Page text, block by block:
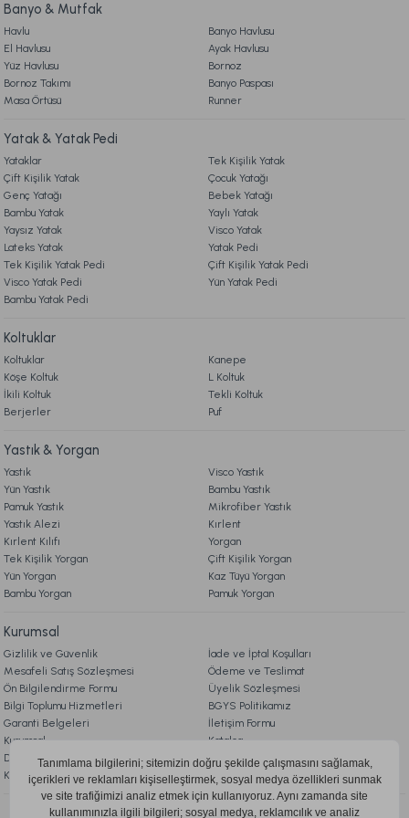
7. KAMPANYA & İNDİRİMLER
9. YATAK & KOLTUK SİPARİŞ VE İADE İŞLEMLERİ
Soft Bamboo Yastık 50 x 70 cm
Visco Travel Yastık Classic Standart
459,00 TL
Online'a Özel
Visco Travel Yastık Gri
549,00 TL
Visco Fly Soft Yastık 64x28x12,5 cm
1.190,00 TL
Online'a Özel
1.679,00 TL
Visco Air Yastık 2'li Avantajlı Paket 60 x 40 cm - Beyaz
%20
İndirim
3.998,00 TL
3.199,00 TL
Calista Pike Çift Kişilik - Sarı
%20
İndirim
1.429,00 TL
Ücretsiz Kargo
Comfyline Bebek Yastık Bebek - Beyaz
Banyo & Mutfak
Havlu
Banyo Havlusu
El Havlusu
Ayak Havlusu
Yüz Havlusu
Bornoz
Bornoz Takımı
Banyo Paspası
Masa Örtüsü
Runner
Yatak & Yatak Pedi
Yataklar
Tek Kişilik Yatak
Çift Kişilik Yatak
Çocuk Yatağı
Genç Yatağı
Bebek Yatağı
Bambu Yatak
Yaylı Yatak
Yaysız Yatak
Visco Yatak
Lateks Yatak
Yatak Pedi
Tek Kişilik Yatak Pedi
Çift Kişilik Yatak Pedi
Visco Yatak Pedi
Yün Yatak Pedi
Bambu Yatak Pedi
Koltuklar
Koltuklar
Kanepe
Köşe Koltuk
L Koltuk
İkili Koltuk
Tekli Koltuk
Berjerler
Puf
Yastık & Yorgan
Yastık
Visco Yastık
Yün Yastık
Bambu Yastık
Pamuk Yastık
Mikrofiber Yastık
Yastık Alezi
Kırlent
Kırlent Kılıfı
Yorgan
Tek Kişilik Yorgan
Çift Kişilik Yorgan
Yün Yorgan
Kaz Tüyü Yorgan
Bambu Yorgan
Pamuk Yorgan
Kurumsal
Gizlilik ve Güvenlik
İade ve İptal Koşulları
Mesafeli Satış Sözleşmesi
Ödeme ve Teslimat
Ön Bilgilendirme Formu
Üyelik Sözleşmesi
Bilgi Toplumu Hizmetleri
BGYS Politikamız
Garanti Belgeleri
İletişim Formu
Kurumsal
Katalog
Doqu Blog
Çerez Politikası
KVKK Aydınlatma Metni